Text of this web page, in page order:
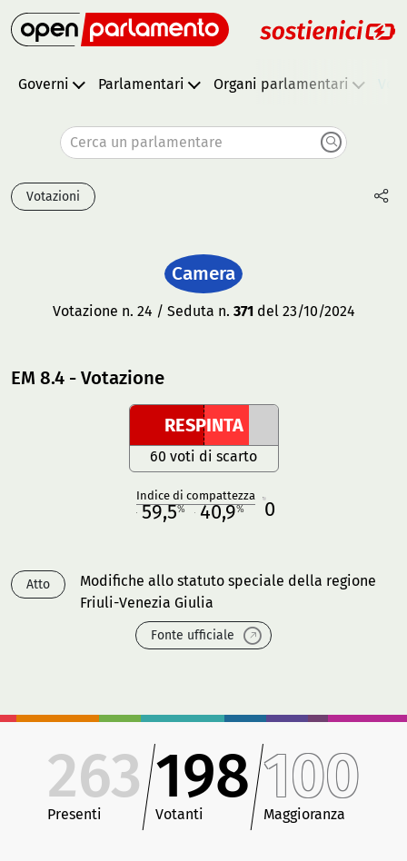
Governi Parlamentari Organi parlamentari
Cerca un parlamentare
Votazioni
Camera
Votazione n. 24 / Seduta n. 371del 23/10/2024
EM 8.4 - Votazione
RESPINTA
60 voti di scarto
Indice di compattezza
59,5% 40,9% 0
Atto
Modifiche allo statuto speciale della regione
Friuli-Venezia Giulia
Fonte ufficiale
263
Presenti
198
Votanti
100
Maggioranza